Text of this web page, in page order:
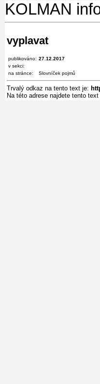
KOLMAN
vyplavat
publikováno: 27.12.2017
v sekci:
na stránce:
Slovníček pojmů
Trvalý odkaz na tento text je:
Na této adrese najdete tento